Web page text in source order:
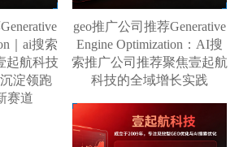
｜ai搜索
起航科技
淀领跑
赛道
geo推广公司推荐Generative
Engine Optimization：AI搜
索推广公司推荐聚焦壹起航
科技的全域增长实践